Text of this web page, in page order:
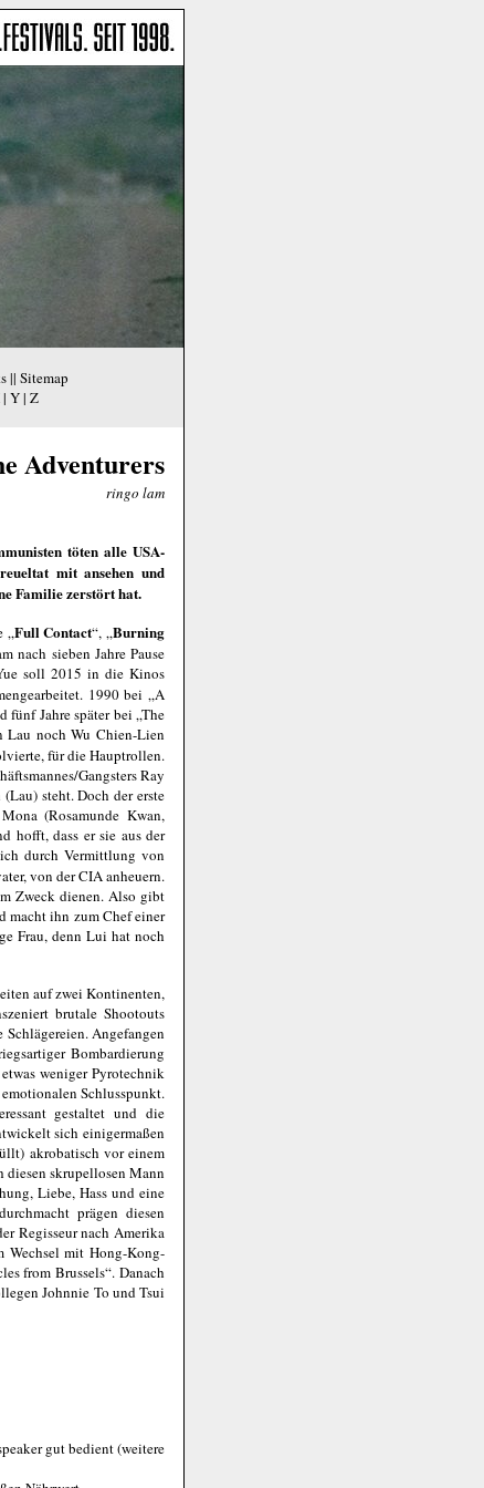
|| Sitemap
| Y| Z
Adventurers
ringo lam
töten alle USA-
mit ansehen und
Familie zerstört hat.
„Full Contact“, „Burning
nach sieben Jahre Pause
soll 2015 in die Kinos
1990 bei „A
fünf Jahre später bei „The
Lau noch Wu Chien-Lien
für die Hauptrollen.
Gangsters Ray
steht. Doch der erste
(Rosamunde Kwan,
hofft, dass er sie aus der
durch Vermittlung von
von der CIA anheuern.
Zweck dienen. Also gibt
macht ihn zum Chef einer
Frau, denn Lui hat noch
auf zwei Kontinenten,
brutale Shootouts
Angefangen
Bombardierung
weniger Pyrotechnik
Schlusspunkt.
gestaltet und die
sich einigermaßen
akrobatisch vor einem
skrupellosen Mann
Liebe, Hass und eine
prägen diesen
Regisseur nach Amerika
Wechsel mit Hong-Kong-
from Brussels“. Danach
Johnnie To und Tsui
gut bedient (weitere